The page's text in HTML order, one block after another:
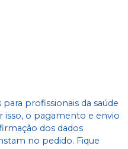
para profissionais da saúde
isso, o pagamento e envio
dos dados
no pedido. Fique